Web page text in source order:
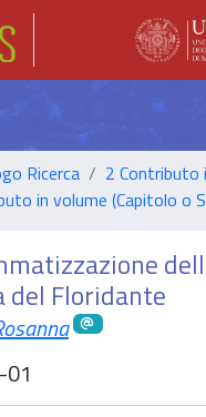
Ricerca
2 Contributo
in volume (Capitolo o
del Floridante